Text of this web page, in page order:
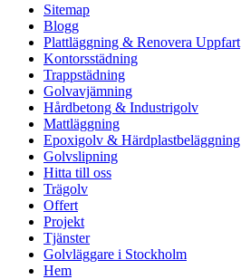
Sitemap
Blogg
Plattläggning & Renovera Uppfart
Kontorsstädning
Trappstädning
Golvavjämning
Hårdbetong & Industrigolv
Mattläggning
Epoxigolv & Härdplastbeläggning
Golvslipning
Hitta till oss
Trägolv
Offert
Projekt
Tjänster
Golvläggare i Stockholm
Hem